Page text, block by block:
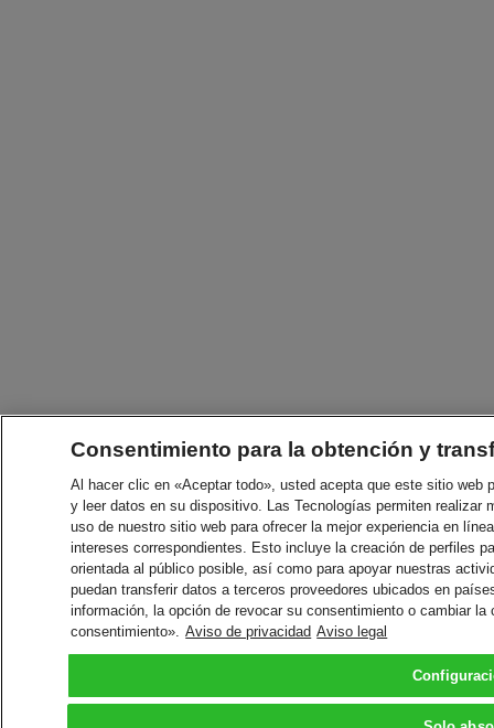
Consentimiento para la obtención y
Al hacer clic en «Aceptar todo», usted acepta que este sitio
y leer datos en su dispositivo. Las Tecnologías permiten
uso de nuestro sitio web para ofrecer la mejor experiencia en
intereses correspondientes. Esto incluye la creación de perfiles
orientada al público posible, así como para apoyar nuestras
puedan transferir datos a terceros proveedores ubicados en
información, la opción de revocar su consentimiento o cambiar
consentimiento». Aviso de privacidad Aviso legal